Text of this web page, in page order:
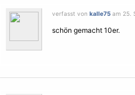
verfasst von kalle75 am 25.
schön gemacht 10er.